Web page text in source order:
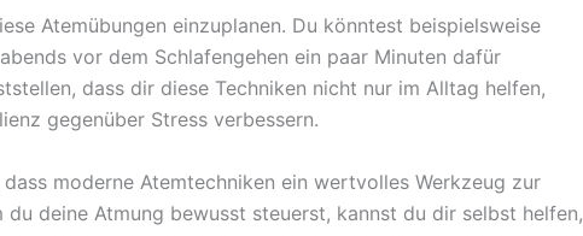
Atemübungen einzuplanen. Du könntest beispielsweise
vor dem Schlafengehen ein paar Minuten dafür
dass dir diese Techniken nicht nur im Alltag helfen,
gegenüber Stress verbessern.
moderne Atemtechniken ein wertvolles Werkzeug zur
deine Atmung bewusst steuerst, kannst du dir selbst helfen,